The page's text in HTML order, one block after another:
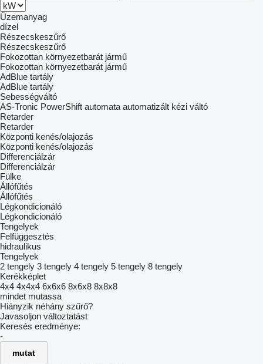
Üzemanyag
dízel
Részecskeszűrő
Részecskeszűrő
Fokozottan környezetbarát jármű
Fokozottan környezetbarát jármű
AdBlue tartály
AdBlue tartály
Sebességváltó
AS-Tronic PowerShift automata automatizált kézi váltó
Retarder
Retarder
Központi kenés/olajozás
Központi kenés/olajozás
Differenciálzár
Differenciálzár
Fülke
Állófűtés
Állófűtés
Légkondicionáló
Légkondicionáló
Tengelyek
Felfüggesztés
hidraulikus
Tengelyek
2 tengely 3 tengely 4 tengely 5 tengely 8 tengely
Kerékképlet
4x4 4x4x4 6x6x6 8x6x8 8x8x8
mindet mutassa
Hiányzik néhány szűrő?
Javasoljon változtatást
Keresés eredménye:
-
mutat